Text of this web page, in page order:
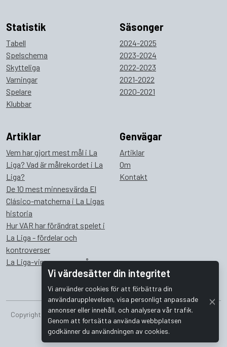
Vi värdesätter din integritet
Vi använder cookies för att förbättra din
användarupplevelsen, visa personligt anpassade
annonser eller innehåll, och analysera vår trafik.
Genom att fortsätta använda webbplatsen
godkänner du användningen av cookies.
Statistik
Tabell
Spelschema
Skytteliga
Varningar
Spelare
Klubbar
Säsonger
2024-2025
2023-2024
2022-2023
2021-2022
2020-2021
Artiklar
Vem har gjort mest mål i La
Liga? Vad är målrekordet i La
Liga?
De 10 mest minnesvärda El
Clásico-matcherna i La Ligas
historia
Hur VAR har förändrat spelet i
La Liga - fördelar och
kontroverser
La Liga-vinnare genom åren
Genvägar
Artiklar
Om
Kontakt
Copyright © 2026 Bombus Interactive i Sverige AB. Alla rättigheter
förbehållna.